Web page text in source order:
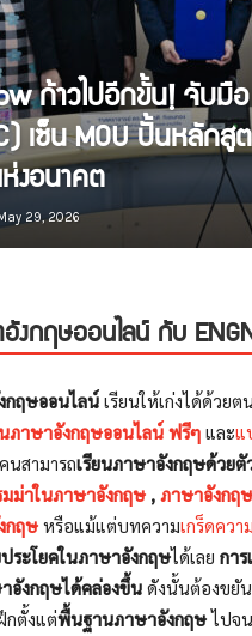
ก้าวไปอีกขั้น! จับมื
เซ็น MOU ปั้นหลักสู
งอนาคต
May 29, 2026
งกฤษออนไลน์ กับ
กฤษออนไลน์ เรียนให้เก่งได้ด้วย
ภาษาอังกฤษออนไลน์ ฟรีๆ และแ
นสามารถเรียนภาษาอังกฤษด้วยตั
ม่าในภาษาอังกฤษ , ภาษาอังกฤ
กฤษ หรือแม้แต่บทความเกร็ดควา
ระโยคในภาษาอังกฤษได้เลย กา
อังกฤษได้คล่องขึ้น ดังนั้นต้องขยั
กตั้งแต่พื้นฐานภาษาอังกฤษไปจ